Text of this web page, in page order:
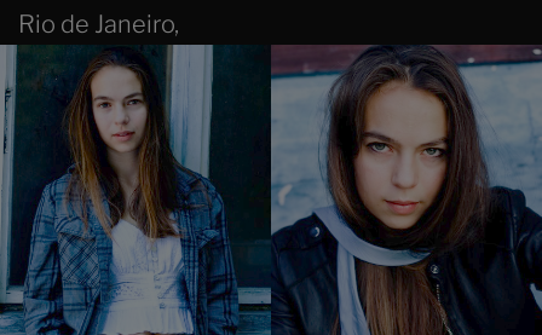
Rio de Janeiro,